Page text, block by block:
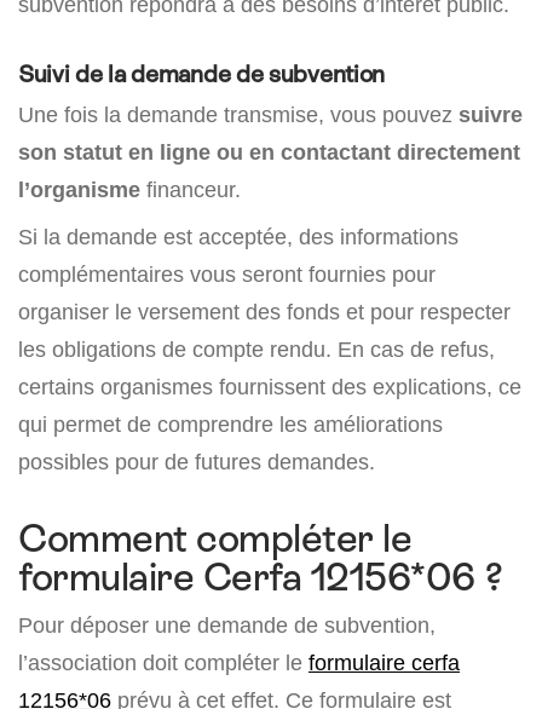
Suivi de la demande de subvention
Une fois la demande transmise, vous pouvez suivre
son statut en ligne ou en contactant directement
l’organisme financeur.
Si la demande est acceptée, des informations
complémentaires vous seront fournies pour
organiser le versement des fonds et pour respecter
les obligations de compte rendu. En cas de refus,
certains organismes fournissent des explications, ce
qui permet de comprendre les améliorations
possibles pour de futures demandes.
Comment compléter le
formulaire Cerfa 12156*06 ?
Pour déposer une demande de subvention,
l’association doit compléter le formulaire cerfa
12156*06 prévu à cet effet. Ce formulaire est